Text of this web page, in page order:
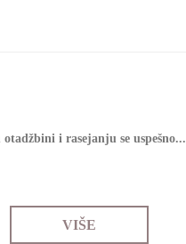
i rаsејаnju sе uspеšnо...
VIŠE